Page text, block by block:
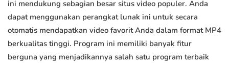
ini mendukung sebagian besar situs video populer. Anda
dapat menggunakan perangkat lunak ini untuk secara
otomatis mendapatkan video favorit Anda dalam format MP4
berkualitas tinggi. Program ini memiliki banyak fitur
berguna yang menjadikannya salah satu program terbaik